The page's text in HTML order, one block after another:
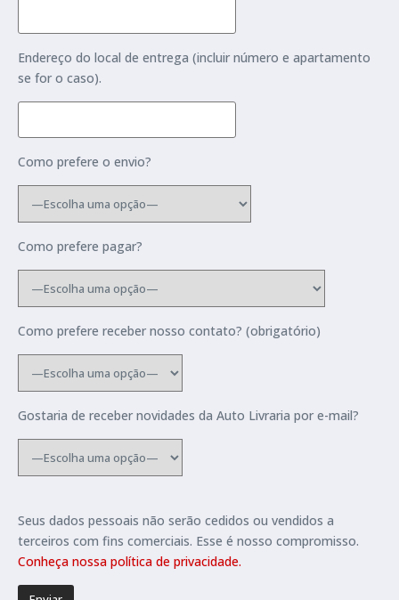
Endereço do local de entrega (incluir número e apartamento
se for o caso).
Como prefere o envio?
Como prefere pagar?
Como prefere receber nosso contato? (obrigatório)
Gostaria de receber novidades da Auto Livraria por e-mail?
Seus dados pessoais não serão cedidos ou vendidos a
terceiros com fins comerciais. Esse é nosso compromisso.
Conheça nossa política de privacidade.